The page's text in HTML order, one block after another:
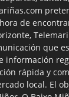
de
que
información
rápida y
local. El